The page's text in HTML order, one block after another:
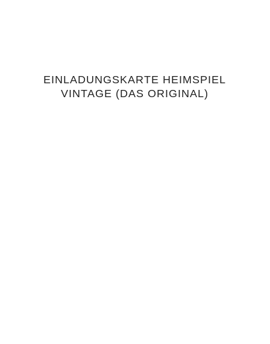
4.91
EINLADUNGSKARTE HEIMSPIEL
VINTAGE (DAS ORIGINAL)